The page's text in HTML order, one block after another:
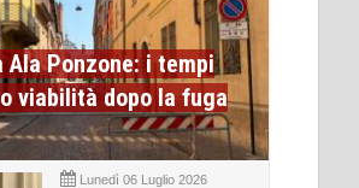
Ala Ponzone: i tempi
viabilità dopo la fuga
Lunedì 06 Luglio 2026